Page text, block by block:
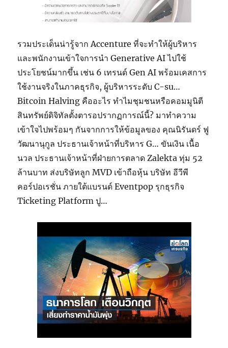
รวมประเด็นน่ารู้จาก Accenture ที่จะทำให้ผู้บริหาร
และพนักงานเข้าใจการนำ Generative AI ไปใช้
ประโยชน์มากขึ้น เช่น 6 เทรนด์ Gen AI พร้อมเคสการ
ใช้งานจริงในภาคธุรกิจ, ผู้บริหารระดับ C-su…
Bitcoin Halving คืออะไร ทำไมชุมชนหรือคอมมูนิตี
สินทรัพย์ดิจิทัลตั้งตารอปรากฏการณ์นี้? มาทำความ
เข้าใจไปพร้อมๆ กันจากการให้ข้อมูลของ คุณนิรันดร์ ฟู
วัฒนานุกูล ประธานเจ้าหน้าที่บริหาร G… ขันเงิน เนื้อ
นวล ประธานเจ้าหน้าที่ฝ่ายการตลาด Zalekta ทุ่ม 52
ล้านบาท ส่งบริษัทลูก MVD เข้าถือหุ้น บริษัท อีวีพี
คอร์ปอเรชั่น ภายใต้แบรนด์ Eventpop รุกธุรกิจ
Ticketing Platform ปู…